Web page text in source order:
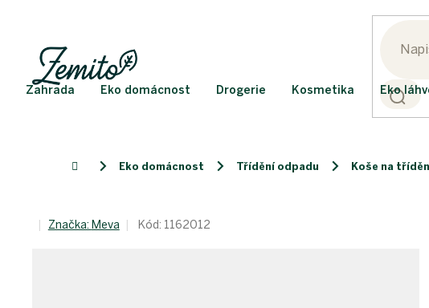
Zahrada Eko domácnost Drogerie Kosmetika Eko
Domů Eko domácnost Třídění odpadu Koše na
Značka: Meva Kód: 1162012